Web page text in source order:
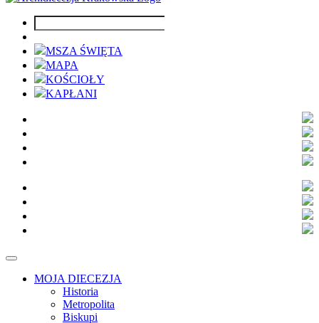
MSZA ŚWIĘTA
MAPA
KOŚCIOŁY
KAPŁANI
MOJA DIECEZJA
Historia
Metropolita
Biskupi